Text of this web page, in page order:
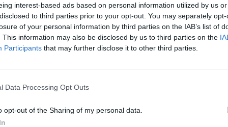
interest-based ads based on personal information utilized by us
to third parties prior to your opt-out. You may separately
of your personal information by third parties on the IAB’s list of
This information may also be disclosed by us to third parties on the
Participants that may further disclose it to other third parties.
Data Processing Opt Outs
opt-out of the Sharing of my personal data.
fue la única marca que incrementó el
de 789 a 812.
textil
que en
de
Zara las